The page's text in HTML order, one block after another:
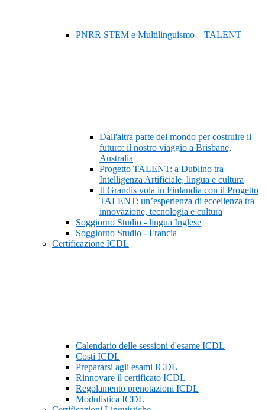
PNRR STEM e Multilinguismo – TALENT
Dall'altra parte del mondo per costruire il
futuro: il nostro viaggio a Brisbane,
Australia
Progetto TALENT: a Dublino tra
Intelligenza Artificiale, lingua e cultura
Il Grandis vola in Finlandia con il Progetto
TALENT: un’esperienza di eccellenza tra
innovazione, tecnologia e cultura
Soggiorno Studio - lingua Inglese
Soggiorno Studio - Francia
Certificazione ICDL
Calendario delle sessioni d'esame ICDL
Costi ICDL
Prepararsi agli esami ICDL
Rinnovare il certificato ICDL
Regolamento prenotazioni ICDL
Modulistica ICDL